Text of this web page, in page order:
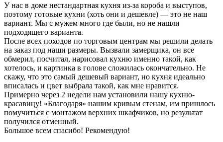
У нас в доме нестандартная кухня из-за короба и выступов,
поэтому готовые кухни (хоть они и дешевле) — это не наш
вариант. Мы с мужем много где были, но не нашли
подходящего варианта.
После всех походов по торговым центрам мы решили делать
на заказ под наши размеры. Вызвали замерщика, он все
обмерил, посчитал, нарисовал кухню именно такой, как
хотелось, и картинка в голове сложилась окончательно. Не
скажу, что это самый дешевый вариант, но кухня идеально
вписалась и цвет выбрала такой, как мне нравится.
Примерно через 2 недели нам установили нашу кухню-
красавицу! «Благодаря» нашим кривым стенам, им пришлось
помучиться с монтажом верхних шкафчиков, но результат
получился отменный.
Большое всем спасибо! Рекомендую!